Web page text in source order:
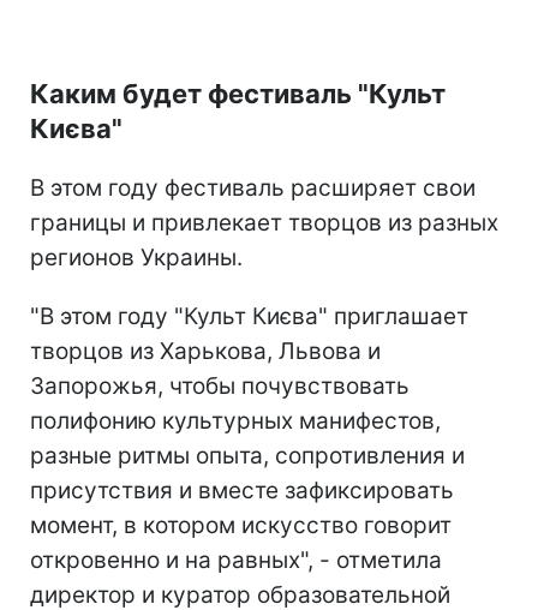
Каким будет фестиваль "Культ
Києва"
В этом году фестиваль расширяет свои
границы и привлекает творцов из разных
регионов Украины.
"В этом году "Культ Києва" приглашает
творцов из Харькова, Львова и
Запорожья, чтобы почувствовать
полифонию культурных манифестов,
разные ритмы опыта, сопротивления и
присутствия и вместе зафиксировать
момент, в котором искусство говорит
откровенно и на равных", - отметила
директор и куратор образовательной